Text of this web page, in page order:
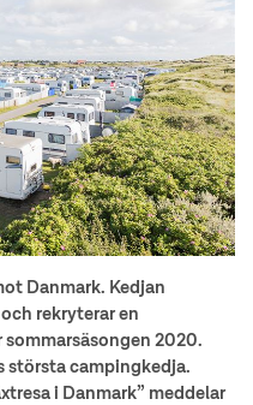
Danmark. Kedjan
rekryterar en
2020.
största campingkedja.
i Danmark” meddelar